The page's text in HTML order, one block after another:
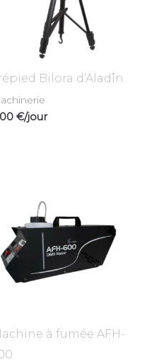
Bilora d’Aladîn
€/jour
à fumée AFH-